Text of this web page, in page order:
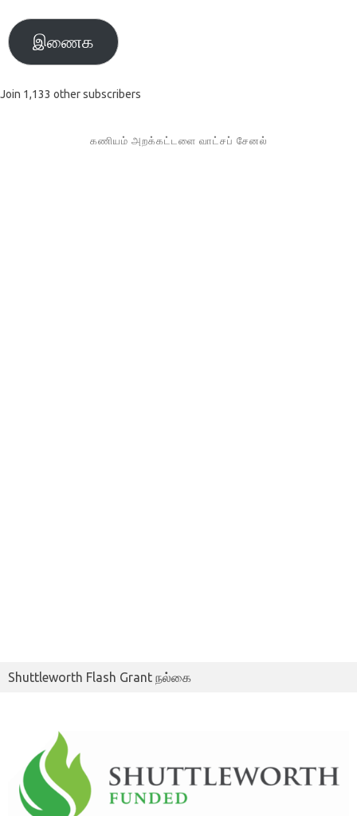
இணைக
Join 1,133 other subscribers
கணியம் அறக்கட்டளை வாட்சப் சேனல்
Shuttleworth Flash Grant நல்கை